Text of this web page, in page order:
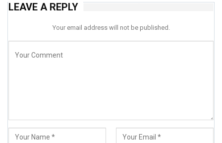
LEAVE A REPLY
Your email address will not be published.